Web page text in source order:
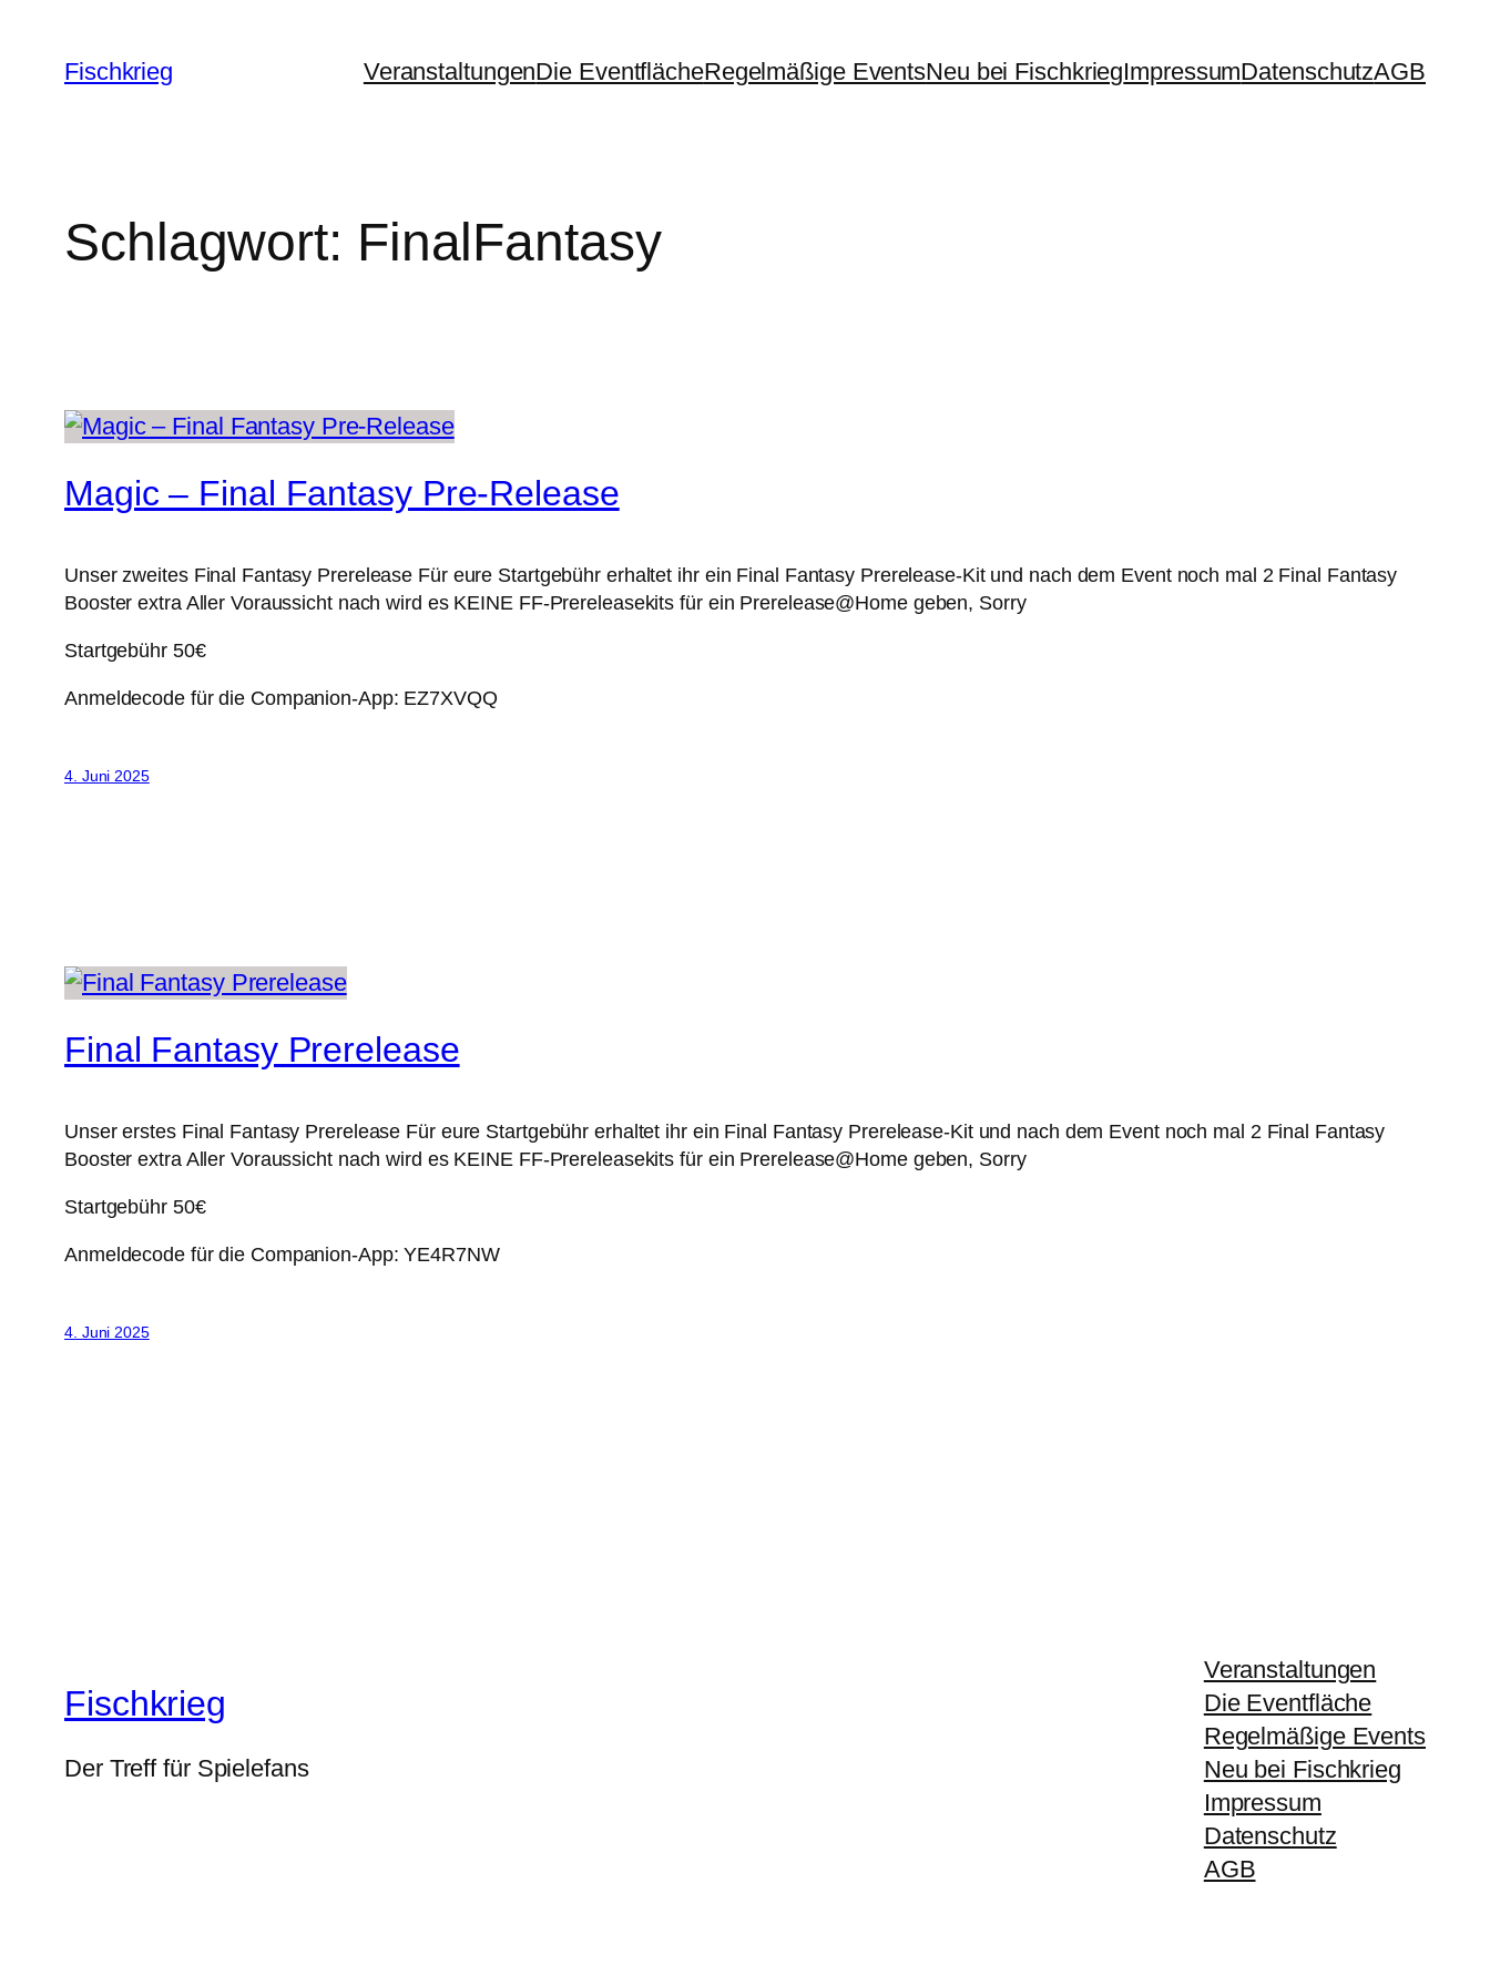
Inhalt
springen
Fischkrieg VeranstaltungenDie EventflächeRegelmäßige EventsNeu bei FischkriegImpressumDatenschutzAGB
Schlagwort: FinalFantasy
Magic – Final Fantasy Pre-Release
Unser zweites Final Fantasy Prerelease Für eure Startgebühr erhaltet ihr ein Final Fantasy Prerelease-Kit und nach dem Event noch mal 2 Final Fantasy
Booster extra Aller Voraussicht nach wird es KEINE FF-Prereleasekits für ein Prerelease@Home geben, Sorry
Startgebühr 50€
Anmeldecode für die Companion-App: EZ7XVQQ
4. Juni 2025
Final Fantasy Prerelease
Unser erstes Final Fantasy Prerelease Für eure Startgebühr erhaltet ihr ein Final Fantasy Prerelease-Kit und nach dem Event noch mal 2 Final Fantasy
Booster extra Aller Voraussicht nach wird es KEINE FF-Prereleasekits für ein Prerelease@Home geben, Sorry
Startgebühr 50€
Anmeldecode für die Companion-App: YE4R7NW
4. Juni 2025
Fischkrieg
Der Treff für Spielefans
Veranstaltungen
Die Eventfläche
Regelmäßige Events
Neu bei Fischkrieg
Impressum
Datenschutz
AGB